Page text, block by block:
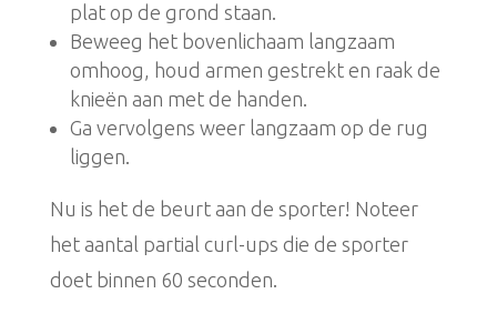
plat op de grond staan.
Beweeg het bovenlichaam langzaam
omhoog, houd armen gestrekt en raak de
knieën aan met de handen.
Ga vervolgens weer langzaam op de rug
liggen.
Nu is het de beurt aan de sporter! Noteer
het aantal partial curl-ups die de sporter
doet binnen 60 seconden.